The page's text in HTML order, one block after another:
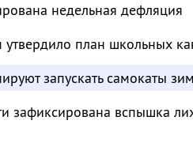
недельная дефляция
план школьных
запускать самокаты
зафиксирована вспышка